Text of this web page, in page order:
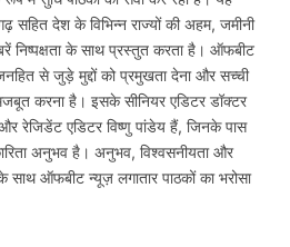
सहित देश के विभिन्न राज्यों की अहम, जमीनी
के साथ प्रस्तुत करता है। ऑफबीट
से जुड़े मुद्दों को प्रमुखता देना और सच्ची
करना है। इसके सीनियर एडिटर डॉक्टर
रेजिडेंट एडिटर विष्णु पांडेय हैं, जिनके पास
अनुभव है। अनुभव, विश्वसनीयता और
साथ ऑफबीट न्यूज़ लगातार पाठकों का भरोसा